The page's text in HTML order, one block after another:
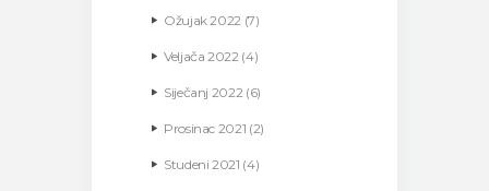
Ožujak2022 (7)
Veljača2022(4)
Siječanj 2022(6)
Prosinac 2021 (2)
Studeni2021 (4)